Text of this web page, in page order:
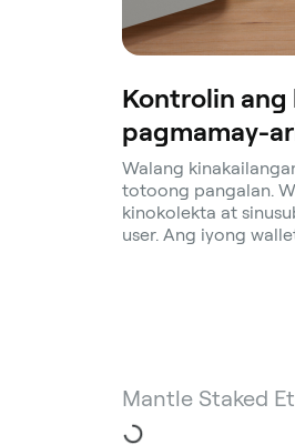
Kontrolin ang
pagmamay-
Walang
totoong pangalan.
kinokolekta at
user. Ang iyong
Mantle Staked